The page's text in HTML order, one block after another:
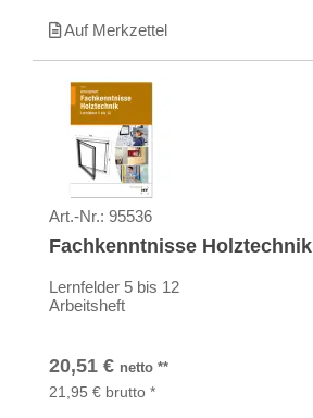
Auf Merkzettel
Art.-Nr.: 95536
Fachkenntnisse Holztechnik
Lernfelder 5 bis 12
Arbeitsheft
20,51 € netto **
21,95 € brutto *